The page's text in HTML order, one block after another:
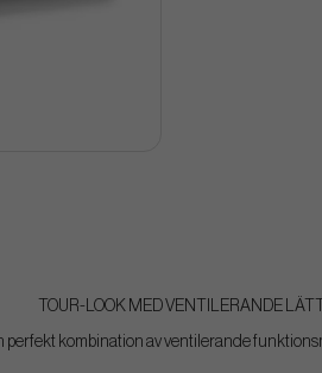
TOUR-LOOK MED VENTILERANDE
perfekt kombination av ventilerande